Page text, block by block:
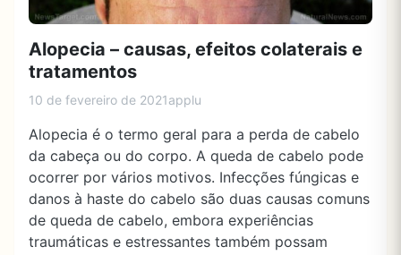
Alopecia – causas, efeitos colaterais e
tratamentos
10 de fevereiro de 2021applu
Alopecia é o termo geral para a perda de cabelo
da cabeça ou do corpo. A queda de cabelo pode
ocorrer por vários motivos. Infecções fúngicas e
danos à haste do cabelo são duas causas comuns
de queda de cabelo, embora experiências
traumáticas e estressantes também possam